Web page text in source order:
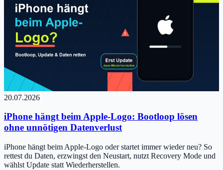
20.07.2026
iPhone hängt beim Apple-Logo: Bootloop lösen
ohne unnötigen Datenverlust
iPhone hängt beim Apple-Logo oder startet immer wieder neu? So
rettest du Daten, erzwingst den Neustart, nutzt Recovery Mode und
wählst Update statt Wiederherstellen.